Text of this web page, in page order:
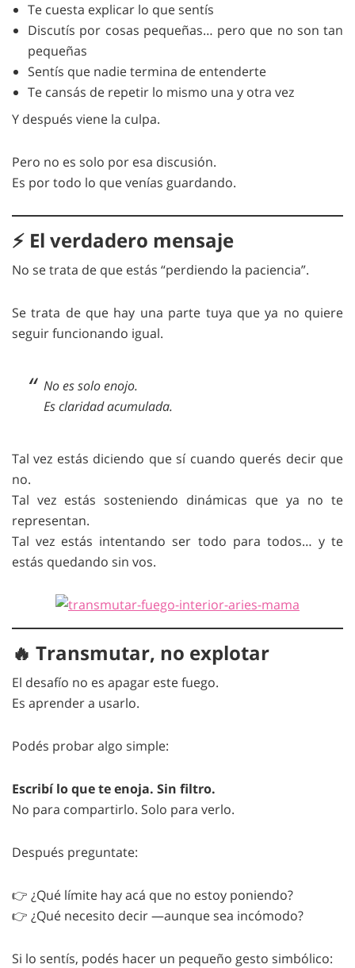
Te cuesta explicar lo que sentís
Discutís por cosas pequeñas… pero que no son tan
pequeñas
Sentís que nadie termina de entenderte
Te cansás de repetir lo mismo una y otra vez
Y después viene la culpa.
Pero no es solo por esa discusión.
Es por todo lo que venías guardando.
⚡ El verdadero mensaje
No se trata de que estás “perdiendo la paciencia”.
Se trata de que hay una parte tuya que ya no quiere
seguir funcionando igual.
No es solo enojo.
Es claridad acumulada.
Tal vez estás diciendo que sí cuando querés decir que
no.
Tal vez estás sosteniendo dinámicas que ya no te
representan.
Tal vez estás intentando ser todo para todos… y te
estás quedando sin vos.
🔥 Transmutar, no explotar
El desafío no es apagar este fuego.
Es aprender a usarlo.
Podés probar algo simple:
Escribí lo que te enoja. Sin filtro.
No para compartirlo. Solo para verlo.
Después preguntate:
👉 ¿Qué límite hay acá que no estoy poniendo?
👉 ¿Qué necesito decir —aunque sea incómodo?
Si lo sentís, podés hacer un pequeño gesto simbólico: